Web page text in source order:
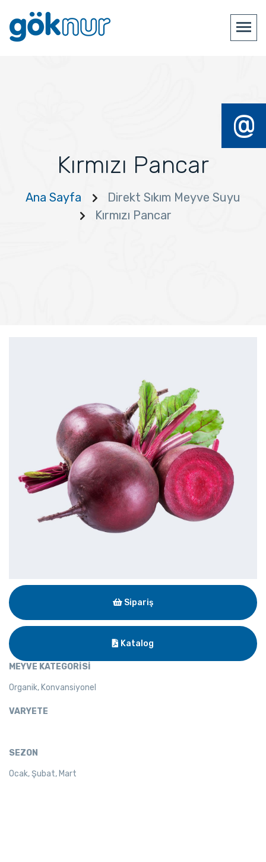
@
Kırmızı Pancar
Ana Sayfa
Direkt Sıkım Meyve Suyu
Kırmızı Pancar
Sipariş
Katalog
MEYVE KATEGORİSİ
Organik, Konvansiyonel
VARYETE
SEZON
Ocak, Şubat, Mart